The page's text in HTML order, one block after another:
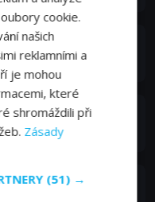
cookie.
našich
reklamními a
je mohou
které
shromáždili při
Zásady
(51) →